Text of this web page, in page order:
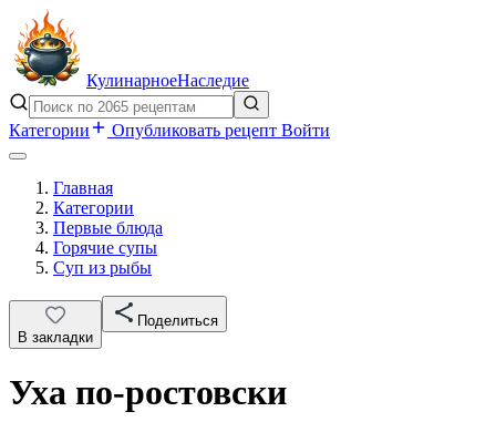
КулинарноеНаследие
Категории Опубликовать рецепт Войти
Главная
Категории
Первые блюда
Горячие супы
Суп из рыбы
В закладки
Поделиться
Уха по-ростовски